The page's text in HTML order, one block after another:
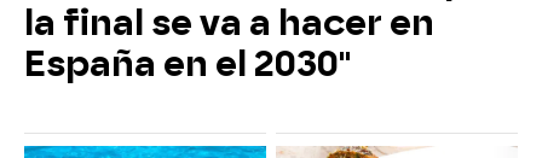
la final se va a hacer en
España en el 2030"